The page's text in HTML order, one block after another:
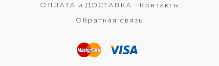
ОПЛАТА и ДОСТАВКА
Контакты
Обратная связь